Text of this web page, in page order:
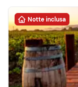
Notte inclusa